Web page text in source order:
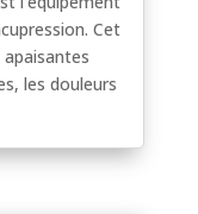
Cet
les douleurs